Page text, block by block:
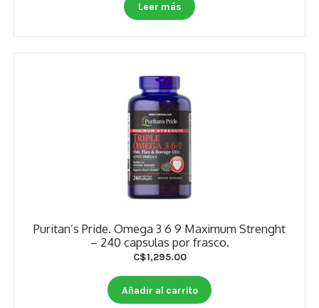
Leer más
Puritan’s Pride. Omega 3 6 9 Maximum Strenght
– 240 capsulas por frasco.
C$1,295.00
Añadir al carrito